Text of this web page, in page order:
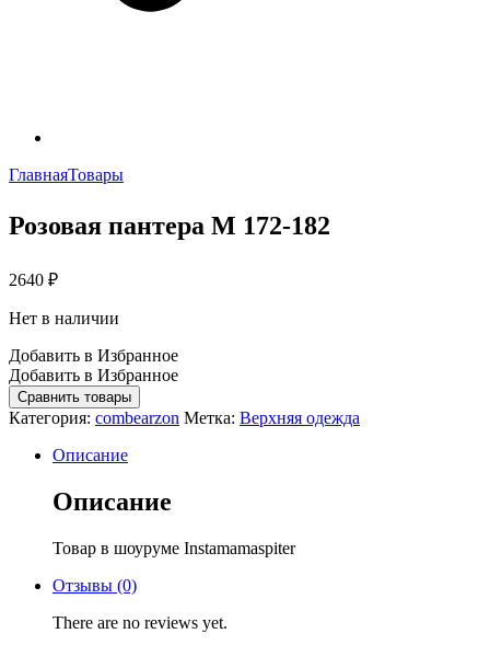
ГлавнаяТовары
Розовая пантера М 172-182
2640 ₽
Нет в наличии
Добавить в Избранное
Добавить в Избранное
Сравнить товары
Категория: combearzon Метка: Верхняя одежда
Описание
Описание
Товар в шоуруме Instamamaspiter
Отзывы (0)
There are no reviews yet.